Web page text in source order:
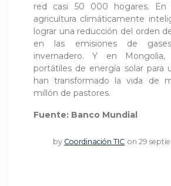
red casi 50 000 hogares. En
agricultura climáticamente
lograr una reducción del orden
en las emisiones de
invernadero. Y en Mongolia,
portátiles de energía solar para
han transformado la vida de
millón de pastores.
Fuente: Banco Mundial
by Coordinación TIC on 29